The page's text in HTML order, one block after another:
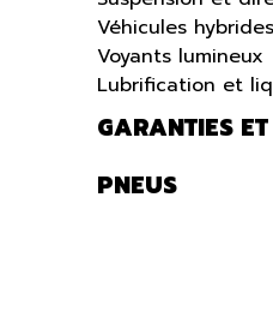
Véhicules
Voyants lumineux
Lubrification et
GARANTIES
PNEUS